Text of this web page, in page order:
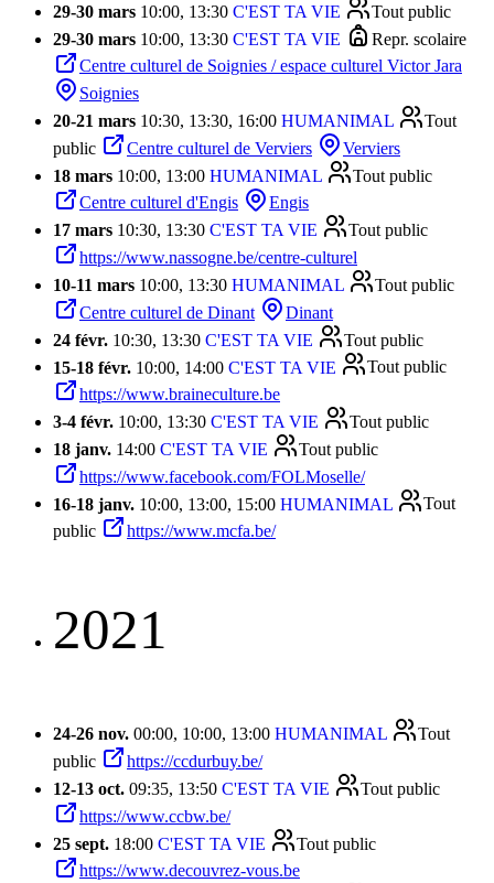
29-30 mars 10:00, 13:30 C'EST TA VIE
Tout public
29-30 mars 10:00, 13:30 C'EST TA VIE
Repr. scolaire
Centre culturel de Soignies / espace culturel Victor Jara
Soignies
20-21 mars 10:30, 13:30, 16:00 HUMANIMAL
Tout
public
Centre culturel de Verviers
Verviers
18 mars 10:00, 13:00 HUMANIMAL
Tout public
Centre culturel d'Engis
Engis
17 mars 10:30, 13:30 C'EST TA VIE
Tout public
https://www.nassogne.be/centre-culturel
10-11 mars 10:00, 13:30 HUMANIMAL
Tout public
Centre culturel de Dinant
Dinant
24 févr. 10:30, 13:30 C'EST TA VIE
Tout public
15-18 févr. 10:00, 14:00 C'EST TA VIE
Tout public
https://www.braineculture.be
3-4 févr. 10:00, 13:30 C'EST TA VIE
Tout public
18 janv. 14:00 C'EST TA VIE
Tout public
https://www.facebook.com/FOLMoselle/
16-18 janv. 10:00, 13:00, 15:00 HUMANIMAL
Tout
public
https://www.mcfa.be/
2021
24-26 nov. 00:00, 10:00, 13:00 HUMANIMAL
Tout
public
https://ccdurbuy.be/
12-13 oct. 09:35, 13:50 C'EST TA VIE
Tout public
https://www.ccbw.be/
25 sept. 18:00 C'EST TA VIE
Tout public
https://www.decouvrez-vous.be